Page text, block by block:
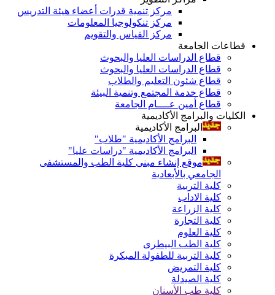
مركز تنمية قدرات أعضاء هيئة التدريس
مركز تنكولوجيا المعلومات
مركز القياس والتقويم
قطاعات الجامعة
قطاع الدراسات العليا والبحوث
قطاع الدراسات العليا والبحوث
قطاع شئون التعليم والطلاب
قطاع خدمة المجتمع وتنمية البيئة
قطاع أمين عــــام الجامعة
الكليات والبرامج الأكاديمية
البرامج الأكاديمية
البرامج الأكاديمية "طلاب"
البرامج الأكاديمية "دراسات عليا"
موقع إنشاء مبنى كلية الطب والمستشفى
الجامعي بالأبعادية
كلية التربية
كلية الاداب
كلية الزراعة
كلية التجارة
كلية العلوم
كلية الطب البيطرى
كلية التربية للطفولة المبكرة
كلية التمريض
كلية الصيدلة
كلية طب الأسنان